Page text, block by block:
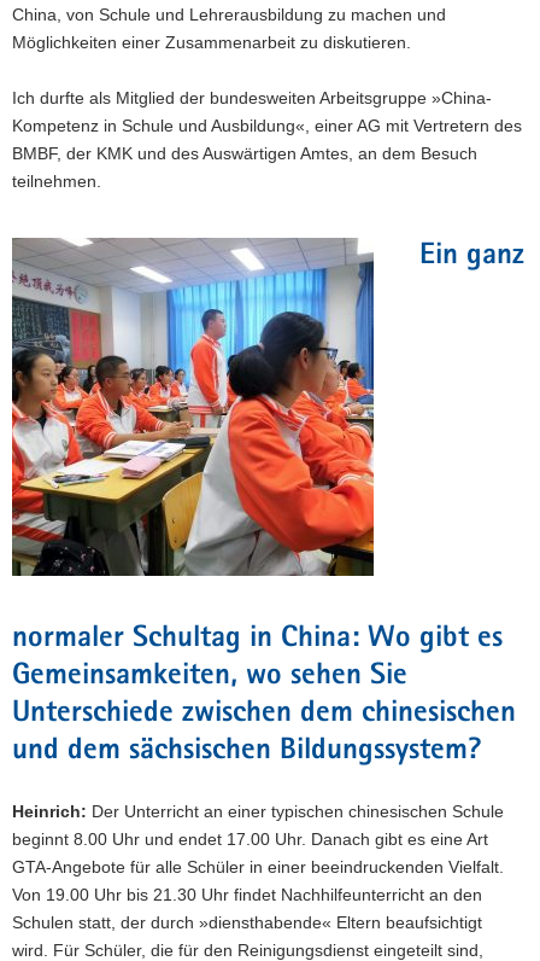
China, von Schule und Lehrerausbildung zu machen und
Möglichkeiten einer Zusammenarbeit zu diskutieren.
Ich durfte als Mitglied der bundesweiten Arbeitsgruppe »China-
Kompetenz in Schule und Ausbildung«, einer AG mit Vertretern des
BMBF, der KMK und des Auswärtigen Amtes, an dem Besuch
teilnehmen.
Ein ganz
normaler Schultag in China: Wo gibt es
Gemeinsamkeiten, wo sehen Sie
Unterschiede zwischen dem chinesischen
und dem sächsischen Bildungssystem?
Heinrich: Der Unterricht an einer typischen chinesischen Schule
beginnt 8.00 Uhr und endet 17.00 Uhr. Danach gibt es eine Art
GTA-Angebote für alle Schüler in einer beeindruckenden Vielfalt.
Von 19.00 Uhr bis 21.30 Uhr findet Nachhilfeunterricht an den
Schulen statt, der durch »diensthabende« Eltern beaufsichtigt
wird. Für Schüler, die für den Reinigungsdienst eingeteilt sind,